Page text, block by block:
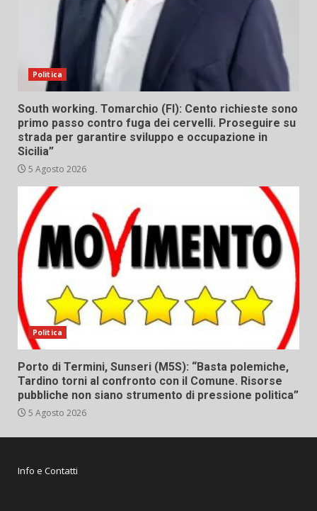
Politica
South working. Tomarchio (FI): Cento richieste sono
primo passo contro fuga dei cervelli. Proseguire su
strada per garantire sviluppo e occupazione in
Sicilia”
5 Agosto 2026
Politica
Porto di Termini, Sunseri (M5S): “Basta polemiche,
Tardino torni al confronto con il Comune. Risorse
pubbliche non siano strumento di pressione politica”
5 Agosto 2026
Info e Contatti